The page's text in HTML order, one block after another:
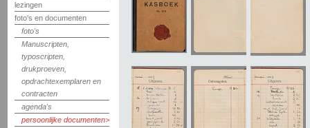
lezingen
foto's en documenten
foto's
Manuscripten,
typoscripten,
drukproeven,
opdrachtexemplaren en
contracten
agenda's
persoonlijke documenten